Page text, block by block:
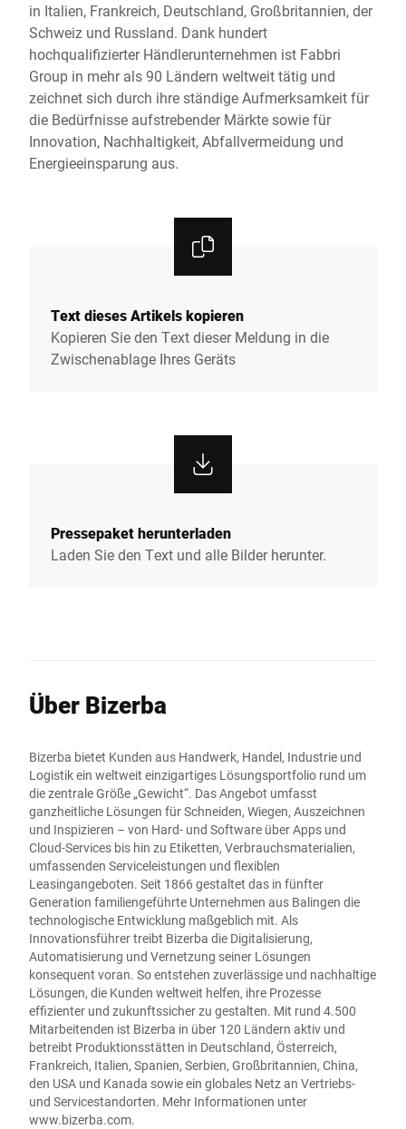
in Italien, Frankreich, Deutschland, Großbritannien, der
Schweiz und Russland. Dank hundert
hochqualifizierter Händlerunternehmen ist Fabbri
Group in mehr als 90 Ländern weltweit tätig und
zeichnet sich durch ihre ständige Aufmerksamkeit für
die Bedürfnisse aufstrebender Märkte sowie für
Innovation, Nachhaltigkeit, Abfallvermeidung und
Energieeinsparung aus.
Text dieses Artikels kopieren
Kopieren Sie den Text dieser Meldung in die
Zwischenablage Ihres Geräts
Pressepaket herunterladen
Laden Sie den Text und alle Bilder herunter.
Über Bizerba
Bizerba bietet Kunden aus Handwerk, Handel, Industrie und
Logistik ein weltweit einzigartiges Lösungsportfolio rund um
die zentrale Größe „Gewicht“. Das Angebot umfasst
ganzheitliche Lösungen für Schneiden, Wiegen, Auszeichnen
und Inspizieren – von Hard- und Software über Apps und
Cloud-Services bis hin zu Etiketten, Verbrauchsmaterialien,
umfassenden Serviceleistungen und flexiblen
Leasingangeboten. Seit 1866 gestaltet das in fünfter
Generation familiengeführte Unternehmen aus Balingen die
technologische Entwicklung maßgeblich mit. Als
Innovationsführer treibt Bizerba die Digitalisierung,
Automatisierung und Vernetzung seiner Lösungen
konsequent voran. So entstehen zuverlässige und nachhaltige
Lösungen, die Kunden weltweit helfen, ihre Prozesse
effizienter und zukunftssicher zu gestalten. Mit rund 4.500
Mitarbeitenden ist Bizerba in über 120 Ländern aktiv und
betreibt Produktionsstätten in Deutschland, Österreich,
Frankreich, Italien, Spanien, Serbien, Großbritannien, China,
den USA und Kanada sowie ein globales Netz an Vertriebs-
und Servicestandorten. Mehr Informationen unter
www.bizerba.com.